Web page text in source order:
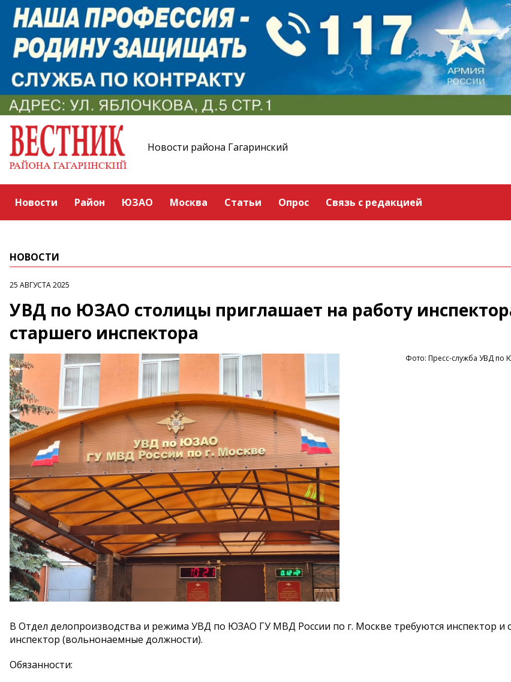
Новости района Гагаринский
Новости Район ЮЗАО Москва Статьи Опрос Связь с редакцией
НОВОСТИ
25 АВГУСТА 2025
УВД по ЮЗАО столицы приглашает на работу
старшего инспектора
Фото: Пресс-служба УВД по
В Отдел делопроизводства и режима УВД по ЮЗАО ГУ МВД России по г. Москве требуются инспектор и
инспектор (вольнонаемные должности).
Обязанности: